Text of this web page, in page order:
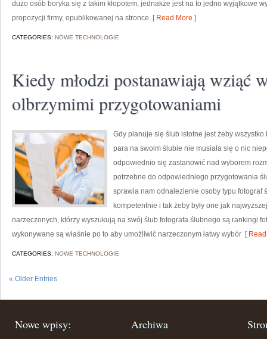
dużo osób boryka się z takim kłopotem, jednakże jest na to jedno wyjątkowe
propozycji firmy, opublikowanej na stronce [ Read More ]
CATEGORIES: NOWE TECHNOLOGIE
Kiedy młodzi postanawiają wziąć
olbrzymimi przygotowaniami
Gdy planuje się ślub istotne jest żeby
para na swoim ślubie nie musiała się o nic
odpowiednio się zastanowić nad wyborem
potrzebne do odpowiedniego przygotowania
sprawia nam odnalezienie osoby typu fotograf
kompetentnie i tak żeby były one jak
narzeczonych, którzy wyszukują na swój ślub fotografa ślubnego są rankingi
wykonywane są właśnie po to aby umożliwić narzeczonym łatwy wybór [
CATEGORIES: NOWE TECHNOLOGIE
« Older Entries
Nowe wpisy: Archiwa